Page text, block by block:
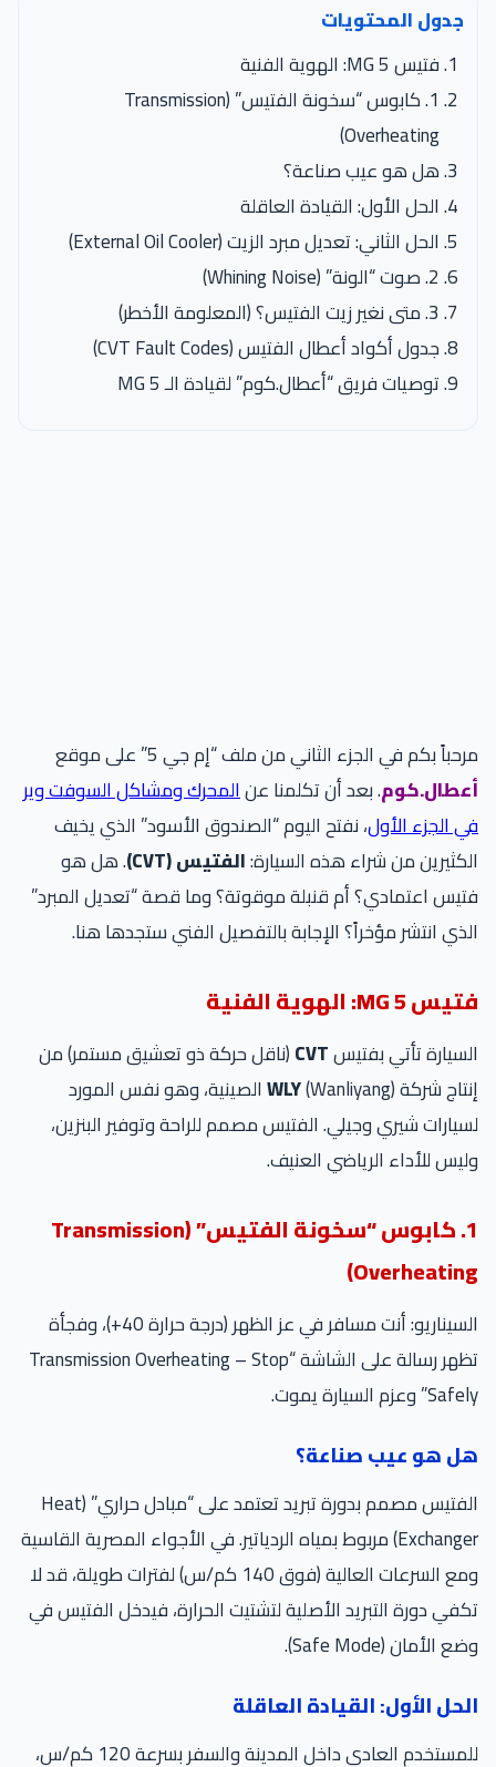
جدول المحتويات
فتيس MG 5: الهوية الفنية
1. كابوس “سخونة الفتيس” (Transmission
Overheating)
هل هو عيب صناعة؟
الحل الأول: القيادة العاقلة
الحل الثاني: تعديل مبرد الزيت (External Oil Cooler)
2. صوت “الونة” (Whining Noise)
3. متى نغير زيت الفتيس؟ (المعلومة الأخطر)
جدول أكواد أعطال الفتيس (CVT Fault Codes)
توصيات فريق “أعطال.كوم” لقيادة الـ MG 5
مرحباً بكم في الجزء الثاني من ملف “إم جي 5” على موقع
أعطال.كوم. بعد أن تكلمنا عنالمحرك ومشاكل السوفت وير
في الجزء الأول، نفتح اليوم “الصندوق الأسود” الذي يخيف
الكثيرين من شراء هذه السيارة:الفتيس (CVT)
. هل هو
فتيس اعتمادي؟ أم قنبلة موقوتة؟ وما قصة “تعديل المبرد”
الذي انتشر مؤخراً؟ الإجابة بالتفصيل الفني ستجدها هنا.
فتيس MG 5: الهوية الفنية
السيارة تأتي بفتيسCVT(ناقل حركة ذو تعشيق مستمر) من
إنتاج شركة
WLY(Wanliyang) الصينية، وهو نفس المورد
لسيارات شيري وجيلي. الفتيس مصمم للراحة وتوفير البنزين،
وليس للأداء الرياضي العنيف.
1. كابوس “سخونة الفتيس” (Transmission
Overheating)
السيناريو: أنت مسافر في عز الظهر (درجة حرارة 40+)، وفجأة
تظهر رسالة على الشاشة “Transmission Overheating – Stop
Safely” وعزم السيارة يموت.
هل هو عيب صناعة؟
الفتيس مصمم بدورة تبريد تعتمد على “مبادل حراري” (Heat
Exchanger) مربوط بمياه الردياتير. في الأجواء المصرية القاسية
ومع السرعات العالية (فوق 140 كم/س) لفترات طويلة، قد لا
تكفي دورة التبريد الأصلية لتشتيت الحرارة، فيدخل الفتيس في
وضع الأمان (Safe Mode).
الحل الأول: القيادة العاقلة
للمستخدم العادي داخل المدينة والسفر بسرعة 120 كم/س،